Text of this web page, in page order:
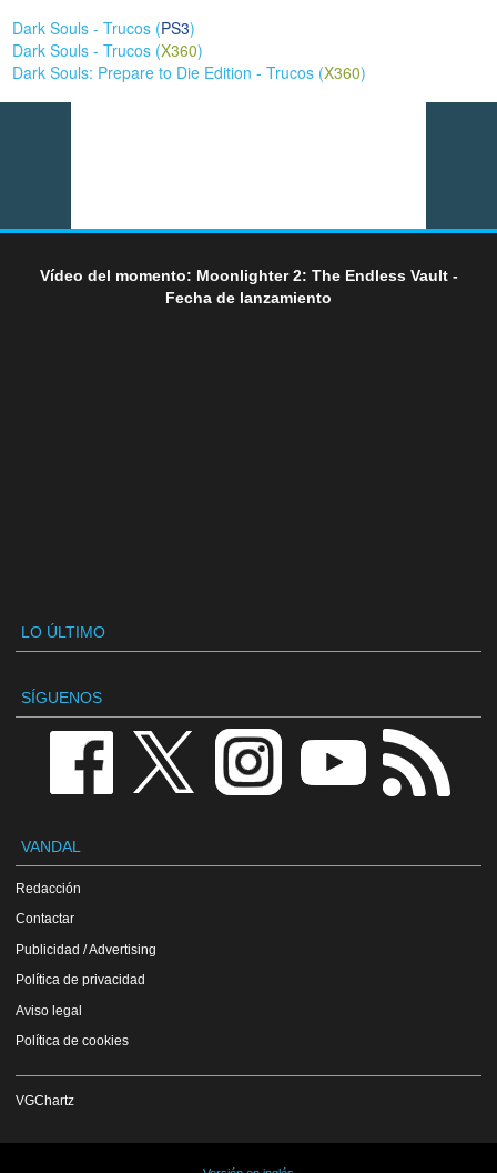
Dark Souls - Trucos (PS3)
Dark Souls - Trucos (X360)
Dark Souls: Prepare to Die Edition - Trucos (X360)
Vídeo del momento: Moonlighter 2: The Endless Vault -
Fecha de lanzamiento
LO ÚLTIMO
SÍGUENOS
VANDAL
Redacción
Contactar
Publicidad / Advertising
Política de privacidad
Aviso legal
Política de cookies
VGChartz